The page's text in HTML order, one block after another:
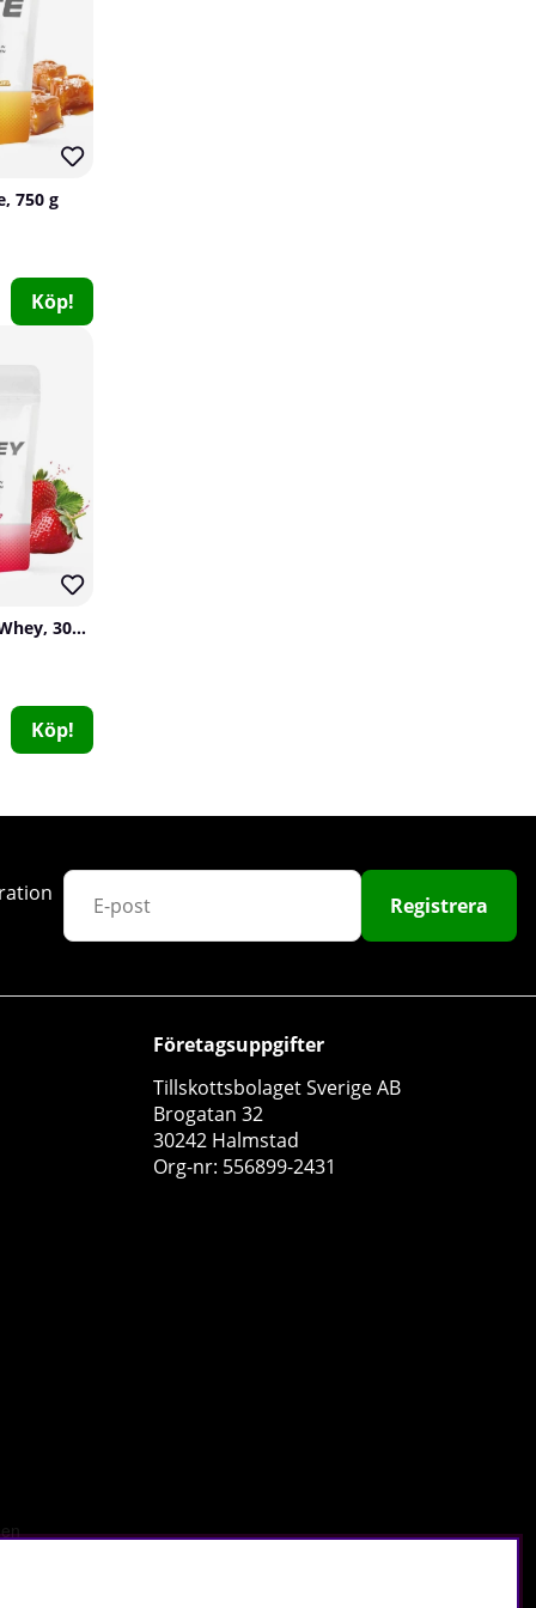
Köp!
13
750 g
Köp!
SOLID Nutrition Clear Whey, 300 g
Köp!
Registrera
Företagsuppgifter
Tillskottsbolaget Sverige AB
Brogatan 32
30242 Halmstad
Org-nr: 556899-2431